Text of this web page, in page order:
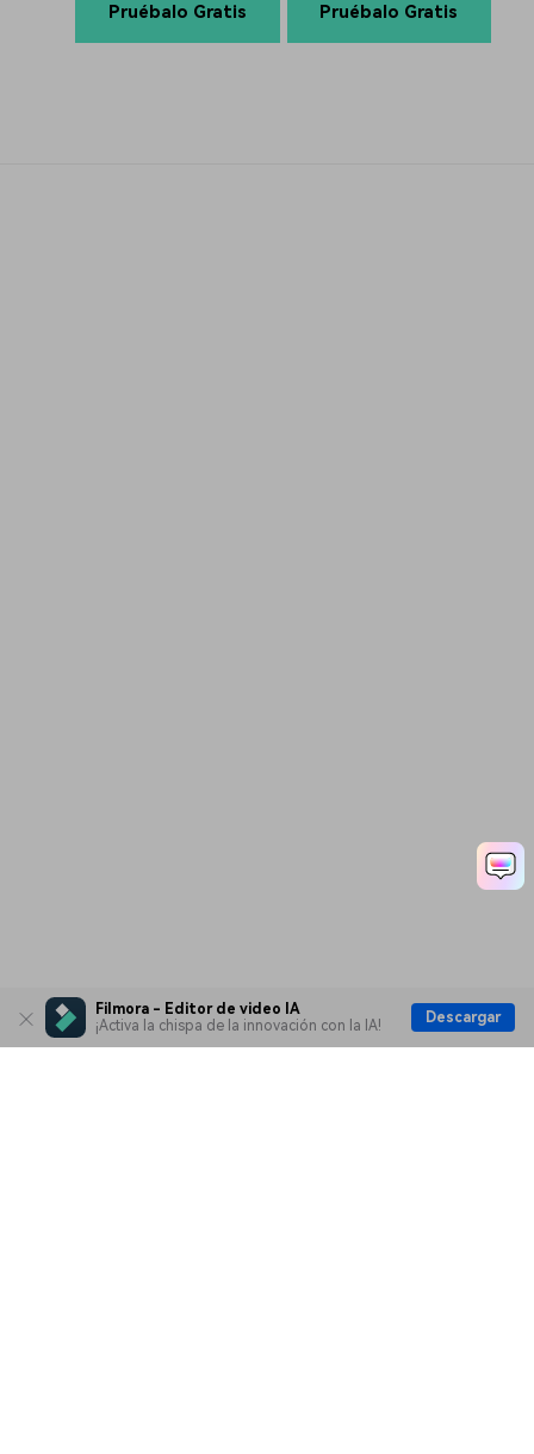
Filmora - Editor de video IA
¡Activa la chispa de la innovación con la IA!
Descargar
Pruébalo Gratis Pruébalo Gratis